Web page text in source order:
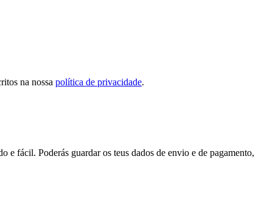
na nossa política de privacidade.
e fácil. Poderás guardar os teus dados de envio e de pagamento,